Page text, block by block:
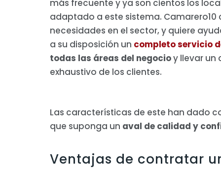
más frecuente y ya son cientos los
adaptado a este sistema. Camarero10
necesidades en el sector, y quiere
a su disposición un completo servicio
todas las áreas del negocioy llevar un
exhaustivo de los clientes.
Las características de este han dado
que suponga un aval de calidad y
Ventajas de contratar